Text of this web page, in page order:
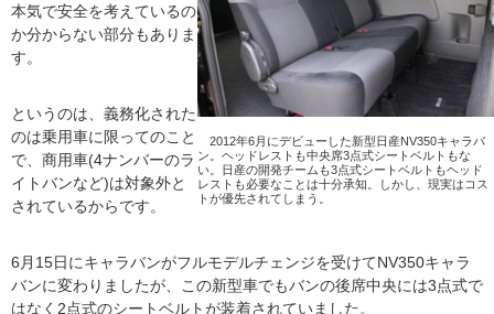
2012年6月にデビューした新型日産NV350キャラバ
ン。ヘッドレストも中央席3点式シートベルトもな
い。日産の開発チームも3点式シートベルトもヘッド
レストも必要なことは十分承知。しかし、現実はコス
トが優先されてしまう。
本気で安全を考えているの
か分からない部分もありま
す。
というのは、義務化された
のは乗用車に限ってのこと
で、商用車(4ナンバーのラ
イトバンなど)は対象外と
されているからです。
6月15日にキャラバンがフルモデルチェンジを受けてNV350キャラ
バンに変わりましたが、この新型車でもバンの後席中央には3点式で
はなく2点式のシートベルトが装着されていました。